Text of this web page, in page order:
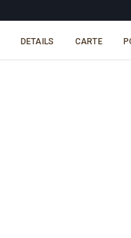
DETAILS CARTE